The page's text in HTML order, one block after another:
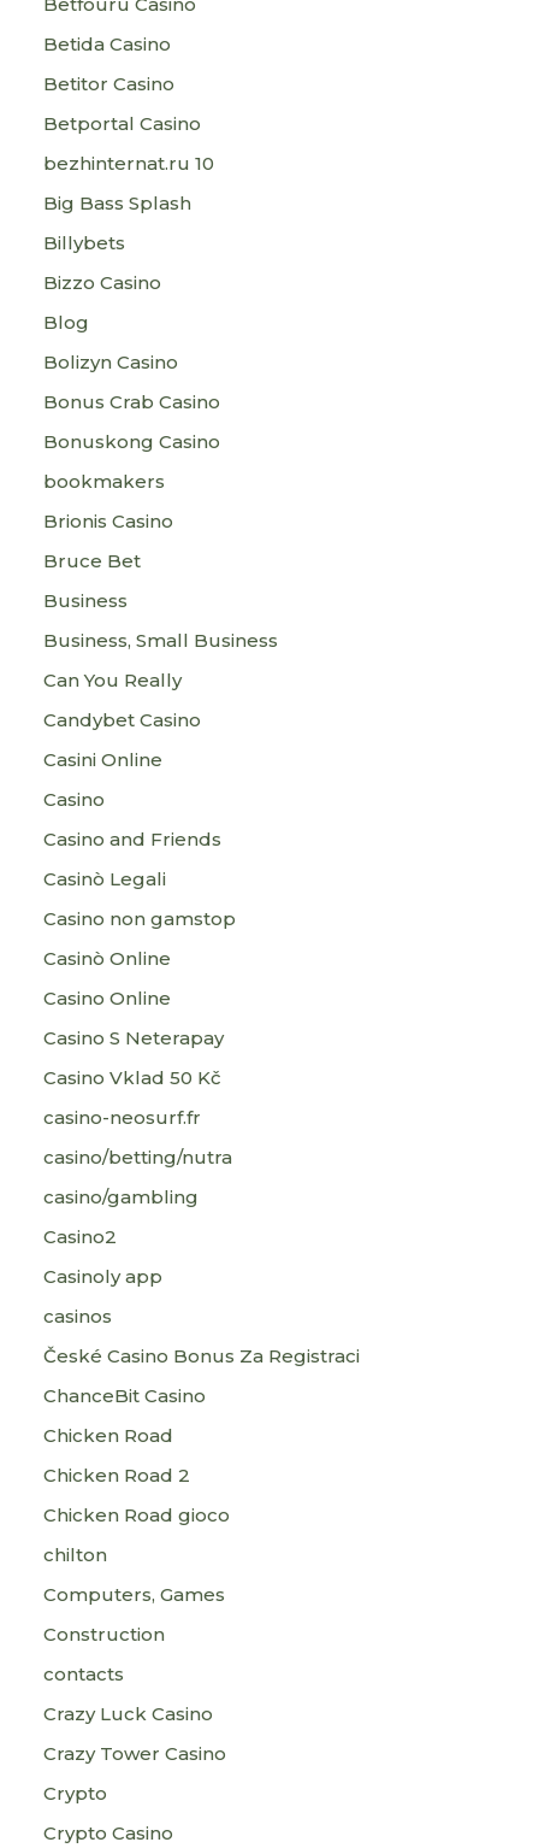
Betida Casino
Betitor Casino
Betportal Casino
bezhinternat.ru 10
Big Bass Splash
Billybets
Bizzo Casino
Blog
Bolizyn Casino
Bonus Crab Casino
Bonuskong Casino
bookmakers
Brionis Casino
Bruce Bet
Business
Business, Small Business
Can You Really
Candybet Casino
Casini Online
Casino
Casino and Friends
Casinò Legali
Casino non gamstop
Casinò Online
Casino Online
Casino S Neterapay
Casino Vklad 50 Kč
casino-neosurf.fr
casino/betting/nutra
casino/gambling
Casino2
Casinoly app
casinos
České Casino Bonus Za Registraci
ChanceBit Casino
Chicken Road
Chicken Road 2
Chicken Road gioco
chilton
Computers, Games
Construction
contacts
Crazy Luck Casino
Crazy Tower Сasino
Crypto
Crypto Casino